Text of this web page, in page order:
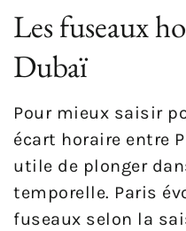
Les fuseaux
Dubaï
Pour mieux saisir
écart horaire entre
utile de plonger
temporelle. Paris
fuseaux selon la